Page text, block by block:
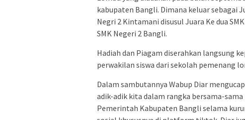
kabupaten Bangli. Dimana keluar sebagai
Negri 2 Kintamani disusul Juara Ke dua
SMK Negeri 2 Bangli.
Hadiah dan Piagam diserahkan langsung
perwakilan siswa dari sekolah pemenang
Dalam sambutannya Wabup Diar
adik-adik kita dalam rangka bersama-
Pemerintah Kabupaten Bangli selama